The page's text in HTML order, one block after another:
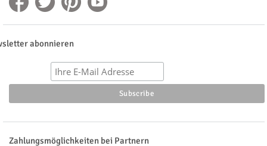
abonnieren
Zahlungsmöglichkeiten bei Partnern